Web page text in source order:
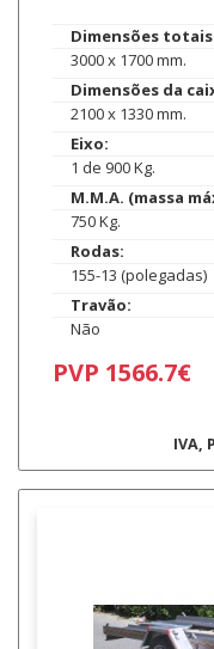
Dimensões
3000 x 1700 mm.
Dimensões da
2100 x 1330 mm.
Eixo:
1 de 900 Kg.
M.M.A. (massa
750 Kg.
Rodas:
155-13 (polegadas)
Travão:
Não
PVP 1566.7€
IVA,